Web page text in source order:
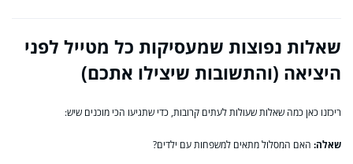
שאלות נפוצות שמעסיקות כל מטייל לפני
היציאה (והתשובות שיצילו אתכם)
ריכזנו כאן כמה שאלות שעולות לעתים קרובות, כדי שתגיעו הכי מוכנים שיש:
שאלה: האם המסלול מתאים למשפחות עם ילדים?